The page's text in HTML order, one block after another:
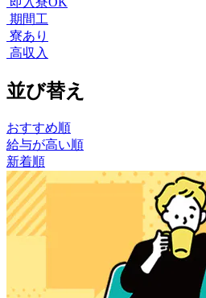
期間工
寮あり
高収入
並び替え
おすすめ順
給与が高い順
新着順